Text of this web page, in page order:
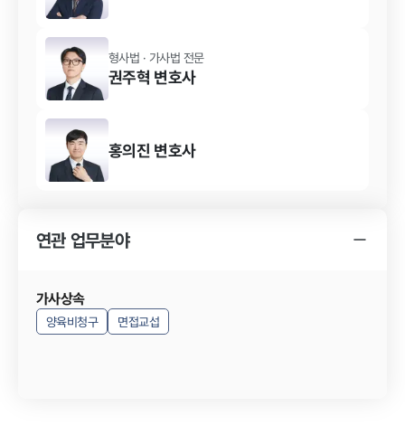
형사법 · 가사법 전문
권주혁 변호사
홍의진 변호사
연관 업무분야
가사상속
양육비청구 면접교섭